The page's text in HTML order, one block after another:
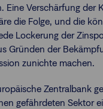
Eine Verschärfung der
die Folge, und die
Lockerung der
Gründen der
zunichte machen.
Zentralbank
gefährdeten Sektor